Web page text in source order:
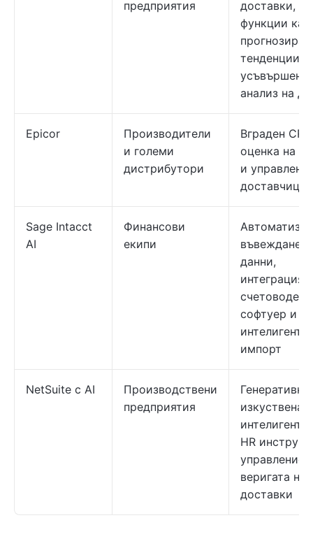
предприятия
доставки, AI
функции
тенденции и
анализ на
Epicor
Производители
и големи
дистрибутори
Вграден
оценка на
и
Sage Intacct
AI
Финансови
екипи
въвеждане
данни,
интеграция
счетоводен
софтуер и
импорт
NetSuite с AI
Производствени
предприятия
Генеративна
изкуствена
HR
управление
веригата на
доставки